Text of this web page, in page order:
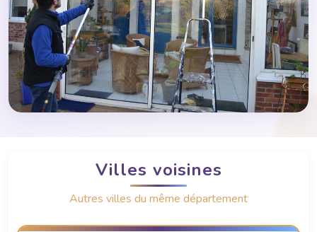
Villes voisines
Autres villes du même département